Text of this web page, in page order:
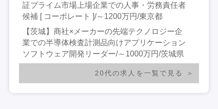
証プライム市場上場企業での人事・労務責任者
候補 [ コーポレート ]/～1200万円/東京都
【茨城】商社×メーカーの先端テクノロジー企
業での半導体検査計測品向けアプリケーション
ソフトウェア開発リーダー/～1000万円/茨城県
20代の求人を一覧で見る